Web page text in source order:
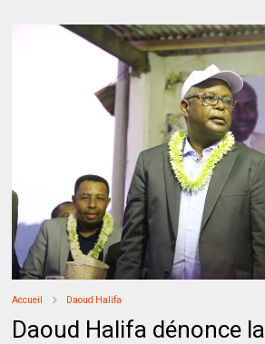
Accueil Daoud Halifa
Daoud Halifa dénonce la